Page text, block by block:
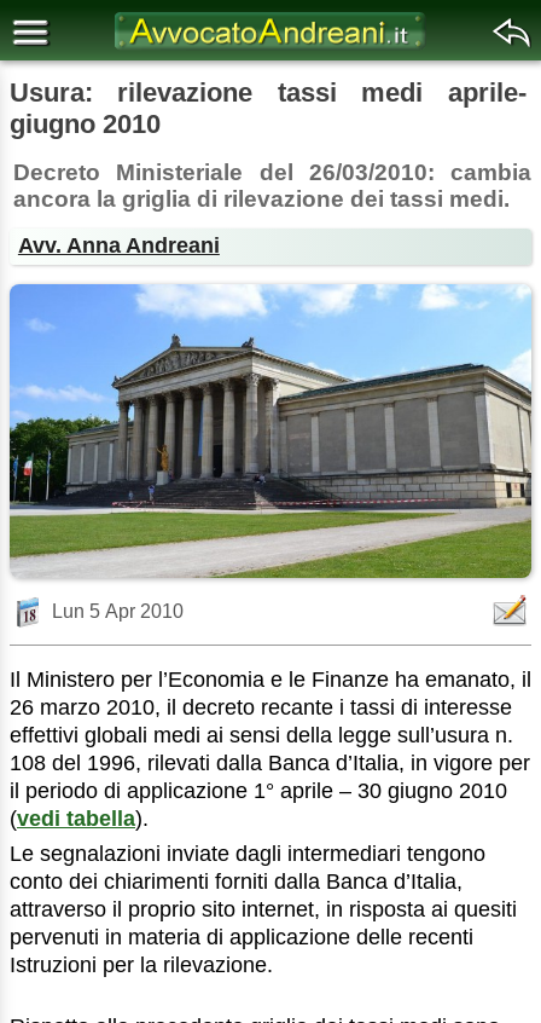
Usura: rilevazione tassi medi aprile-
giugno 2010
Decreto Ministeriale del 26/03/2010: cambia
ancora la griglia di rilevazione dei tassi medi.
Avv. Anna Andreani
Lun 5 Apr 2010
Il Ministero per l’Economia e le Finanze ha emanato, il
26 marzo 2010, il decreto recante i tassi di interesse
effettivi globali medi ai sensi della legge sull’usura n.
108 del 1996, rilevati dalla Banca d’Italia, in vigore per
il periodo di applicazione 1° aprile – 30 giugno 2010
(vedi tabella).
Le segnalazioni inviate dagli intermediari tengono
conto dei chiarimenti forniti dalla Banca d’Italia,
attraverso il proprio sito internet, in risposta ai quesiti
pervenuti in materia di applicazione delle recenti
Istruzioni per la rilevazione.